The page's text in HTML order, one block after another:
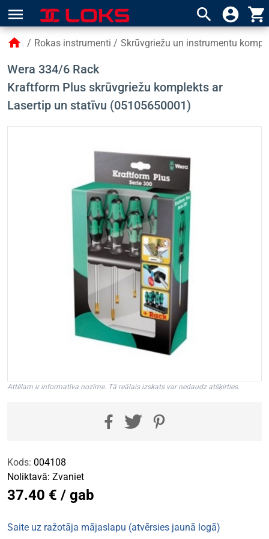
menu search account_circle shopping_cart
home / Rokas instrumenti / Skrūvgriežu un instrumentu
Wera 334/6 Rack
Kraftform Plus skrūvgriežu komplekts ar
Lasertip un statīvu (05105650001)
Attēlam ir informatīva nozīme. Tā reālais izskats var nedaudz atšķirties.
Kods: 004108
Noliktavā: Zvaniet
37.40 € / gab
Saite uz ražotāja mājaslapu (atvērsies jaunā logā)